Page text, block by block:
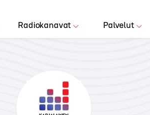
Radiokanavat Palvelut